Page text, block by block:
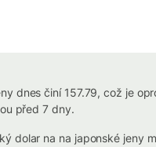
dnes činí 157.79, což je
před 7 dny.
dolar na na japonské